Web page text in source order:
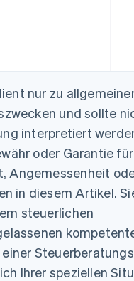
nur zu
und sollte
interpretiert
oder Garantie
Angemessenheit
in diesem Artikel.
steuerlichen
Ihrer speziellen